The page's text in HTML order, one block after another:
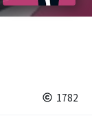
1782